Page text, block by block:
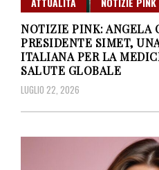
NOTIZIE PINK: ANGELA
PRESIDENTE SIMET,
ITALIANA PER LA
SALUTE GLOBALE
LUGLIO 22, 2026